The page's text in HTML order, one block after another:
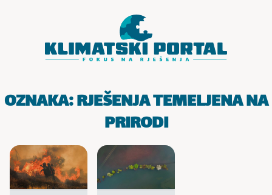
OZNAKA:RJEŠENJA TEMELJENA NA
PRIRODI